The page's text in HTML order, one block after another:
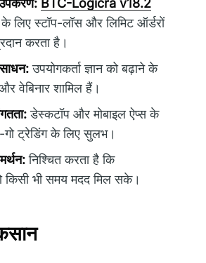
BTC-Logicra v18.2
के लिए स्टॉप-लॉस और लिमिट ऑर्डरों
करता है।
उपयोगकर्ता ज्ञान को बढ़ाने के
वेबिनार शामिल हैं।
डेस्कटॉप और मोबाइल ऐप्स के
ट्रेडिंग के लिए सुलभ।
निश्चित करता है कि
किसी भी समय मदद मिल सके।